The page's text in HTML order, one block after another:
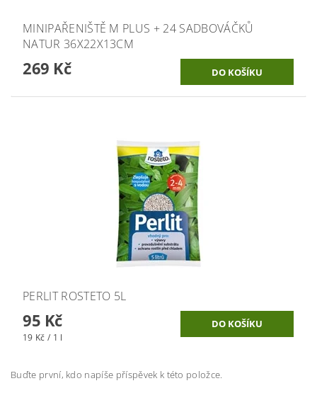
MINIPAŘENIŠTĚ M PLUS + 24 SADBOVÁČKŮ
NATUR 36X22X13CM
269 Kč
PERLIT ROSTETO 5L
95 Kč
19 Kč / 1 l
Buďte první, kdo napíše příspěvek k této položce.